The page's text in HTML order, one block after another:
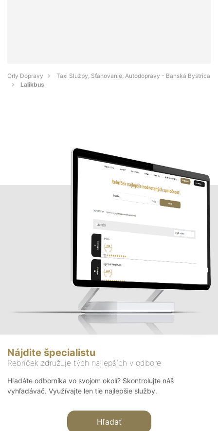
Orly Dopravy
Taxi Služby, Sťahovanie, Autodopravy - Banská Bystrica
Lalikbus
Nájdite špecialistu
Rebríček združuje tých najlepších v odbore
Hľadáte odborníka vo svojom okolí? Skontrolujte náš
vyhľadávač. Využívajte len tie najlepšie služby.
Hľadať